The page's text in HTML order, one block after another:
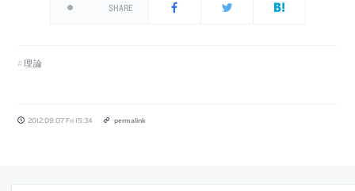
SHARE
理論
2012.09.07 Fri 15:34 permalink